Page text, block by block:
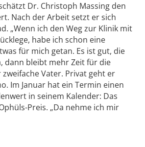
Dr. Christoph Massing den
Nach der Arbeit setzt er sich
„Wenn ich den Weg zur Klinik mit
habe ich schon eine
für mich getan. Es ist gut, die
dann bleibt mehr Zeit für die
zweifache Vater. Privat geht er
Im Januar hat ein Termin einen
in seinem Kalender: Das
Preis. „Da nehme ich mir